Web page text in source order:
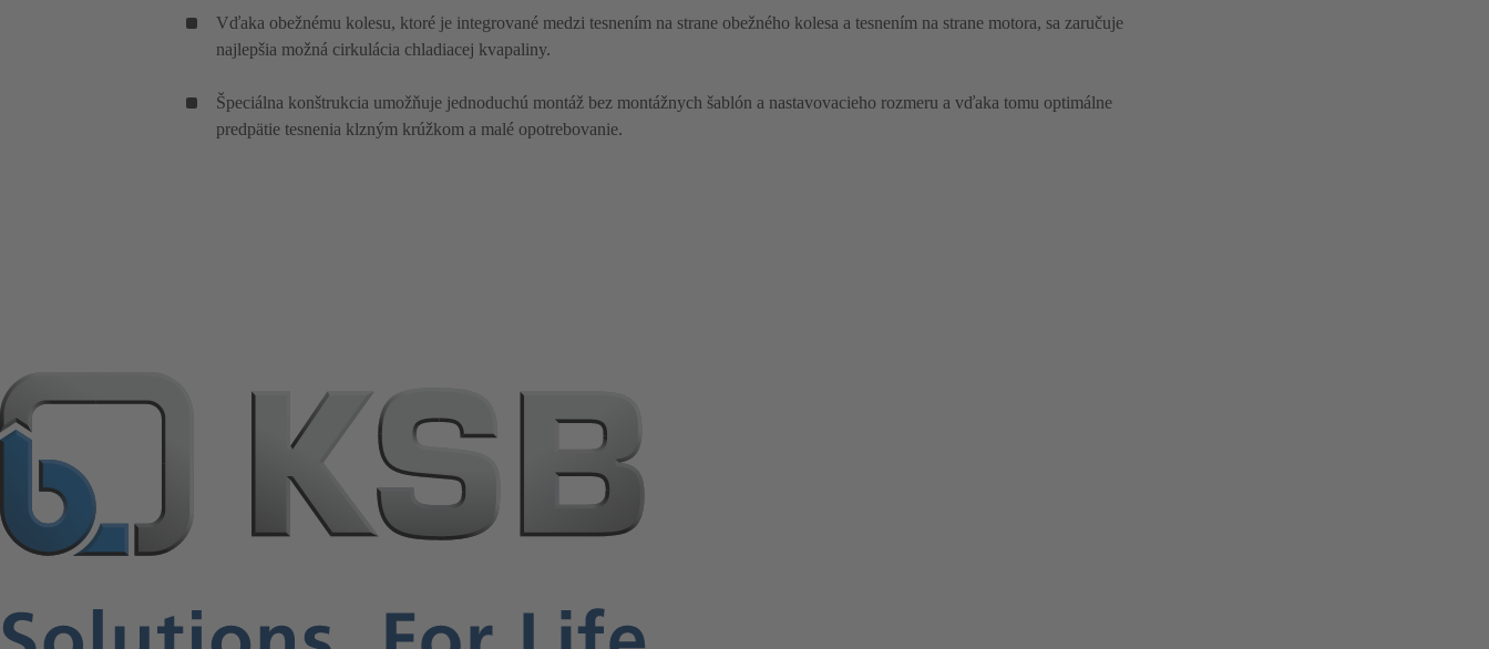
Vďaka obežnému kolesu, ktoré je integrované medzi tesnením na strane obežného kolesa a tesnením na strane motora, sa zaručuje
najlepšia možná cirkulácia chladiacej kvapaliny.
Špeciálna konštrukcia umožňuje jednoduchú montáž bez montážnych šablón a nastavovacieho rozmeru a vďaka tomu optimálne
predpätie tesnenia klzným krúžkom a malé opotrebovanie.